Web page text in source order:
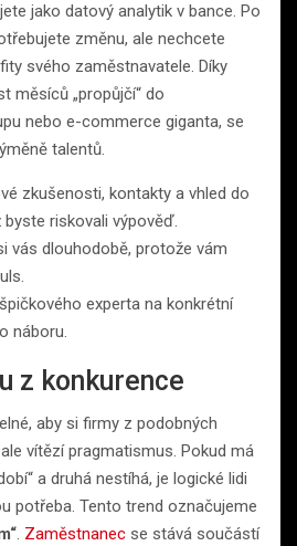
jako datový analytik v bance. Po
změnu, ale nechcete
svého zaměstnavatele. Díky
měsíců „propůjčí“ do
nebo e-commerce giganta, se
talentů.
zkušenosti, kontakty a vhled do
byste riskovali výpověď.
vás dlouhodobě, protože vám
experta na konkrétní
náboru.
z konkurence
aby si firmy z podobných
vítězí pragmatismus. Pokud má
a druhá nestíhá, je logické lidi
potřeba. Tento trend označujeme
. Zaměstnanec se stává součástí